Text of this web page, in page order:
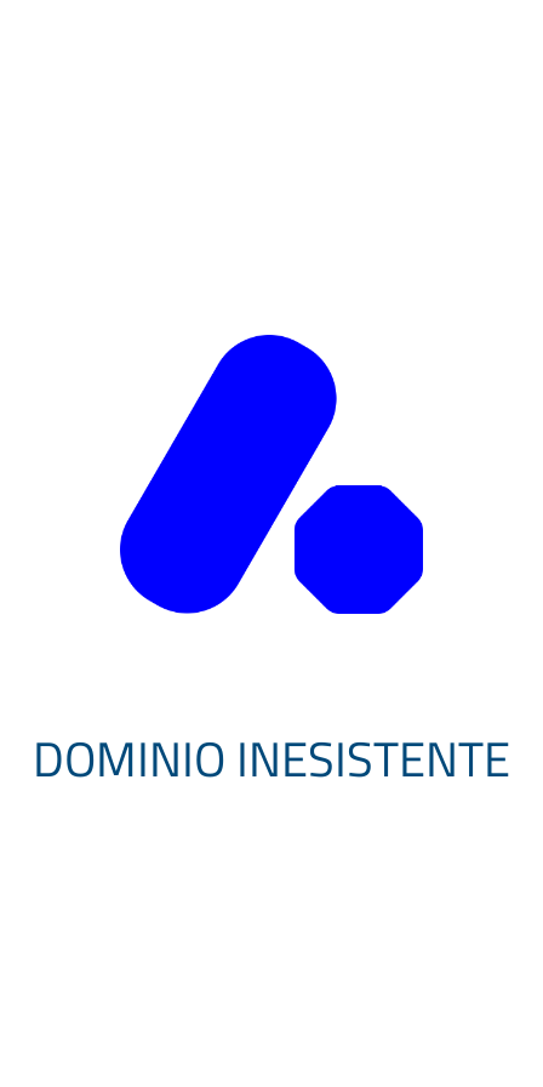
DOMINIO INESISTENTE